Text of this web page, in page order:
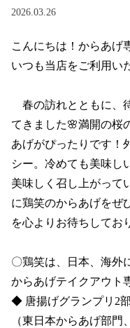
2026.03.26
こんにちは！からあげ
いつも当店をご利用い
春の訪れとともに、
てきました🌸満開の桜
あげがぴったりです！
シー。冷めても美味し
美味しく召し上がって
に鶏笑のからあげをぜ
を心よりお待ちしてお
〇鶏笑は、日本、海外
からあげテイクアウト
◆ 唐揚げグランプリ2
（東日本からあげ部門